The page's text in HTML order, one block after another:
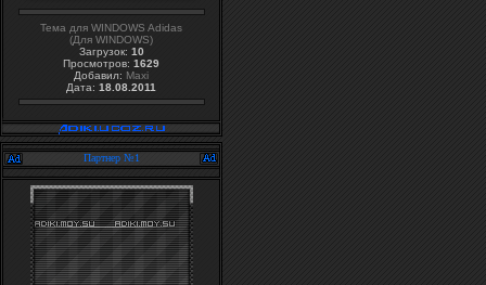
Тема для WINDOWS Adidas
(Для WINDOWS)
Загрузок: 10
Просмотров: 1629
Добавил: Maxi
Дата: 18.08.2011
Партнер №1